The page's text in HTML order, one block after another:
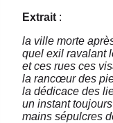
Extrait :
la ville morte
quel exil ravalant
et ces rues ces
la rancœur des
la dédicace des
un instant
mains sépulcres